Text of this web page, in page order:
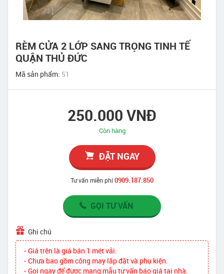
RÈM CỬA 2 LỚP SANG TRỌNG TINH TẾ
QUẬN THỦ ĐỨC
Mã sản phẩm: 51
250.000 VNĐ
Còn hàng
ĐẶT NGAY
Tư vấn miễn phí0909.187.850
GỌI TƯ VẤN
Ghi chú
- Giá trên là giá bán 1 mét vải.
- Chưa bao gồm công may lắp đặt và phụ kiện.
- Gọi ngay để được mang mẫu tư vấn báo giá tại nhà.